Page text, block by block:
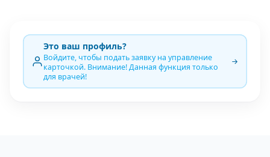
Это ваш профиль?
Войдите, чтобы подать заявку на управление
карточкой. Внимание! Данная функция только
для врачей!